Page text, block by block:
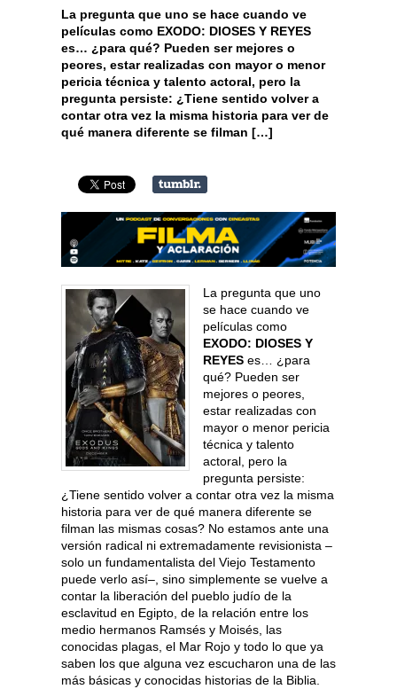
La pregunta que uno se hace cuando ve
películas como EXODO: DIOSES Y REYES
es… ¿para qué? Pueden ser mejores o
peores, estar realizadas con mayor o menor
pericia técnica y talento actoral, pero la
pregunta persiste: ¿Tiene sentido volver a
contar otra vez la misma historia para ver de
qué manera diferente se filman […]
La pregunta que uno
se hace cuando ve
películas como
EXODO: DIOSES Y
REYES es… ¿para
qué? Pueden ser
mejores o peores,
estar realizadas con
mayor o menor pericia
técnica y talento
actoral, pero la
pregunta persiste:
¿Tiene sentido volver a contar otra vez la misma
historia para ver de qué manera diferente se
filman las mismas cosas? No estamos ante una
versión radical ni extremadamente revisionista –
solo un fundamentalista del Viejo Testamento
puede verlo así–, sino simplemente se vuelve a
contar la liberación del pueblo judío de la
esclavitud en Egipto, de la relación entre los
medio hermanos Ramsés y Moisés, las
conocidas plagas, el Mar Rojo y todo lo que ya
saben los que alguna vez escucharon una de las
más básicas y conocidas historias de la Biblia.